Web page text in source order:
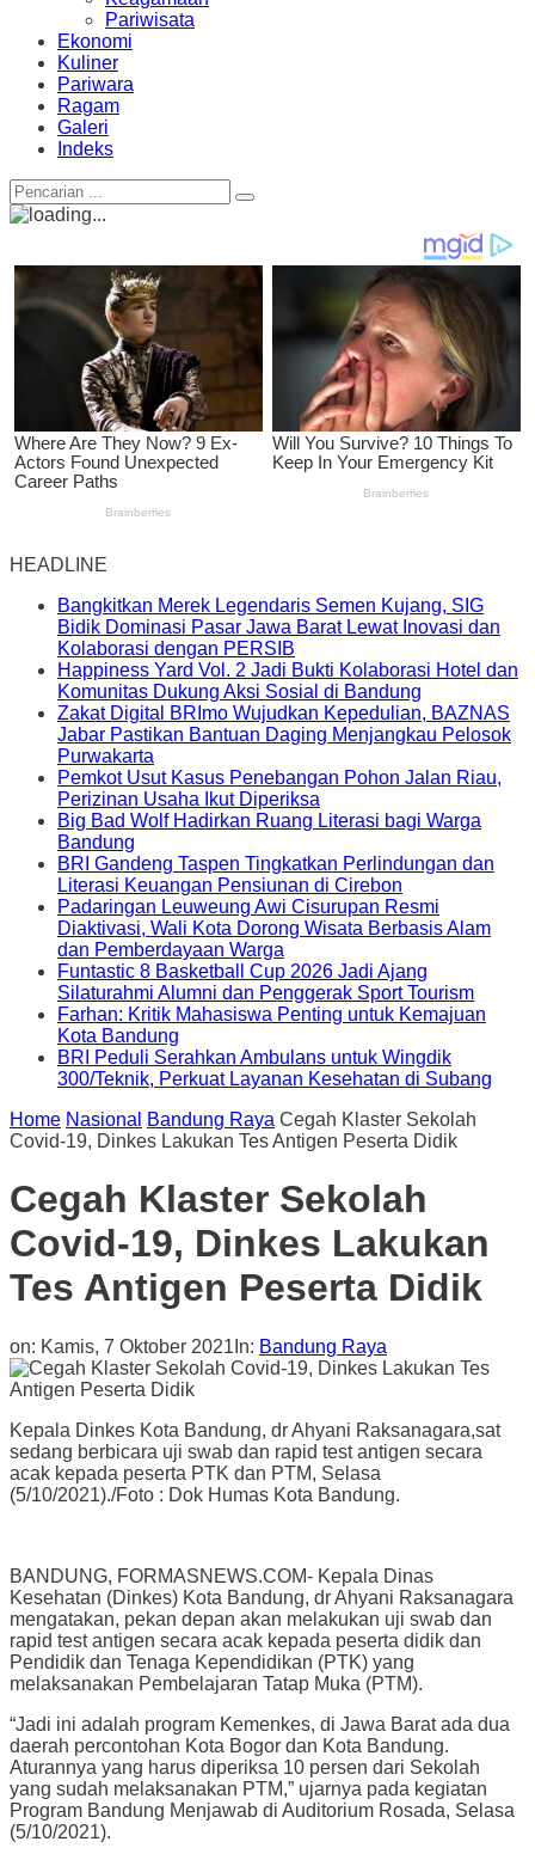
Pariwisata
Ekonomi
Kuliner
Pariwara
Ragam
Galeri
Indeks
HEADLINE
Bangkitkan Merek Legendaris Semen Kujang, SIG
Bidik Dominasi Pasar Jawa Barat Lewat Inovasi dan
Kolaborasi dengan PERSIB
Happiness Yard Vol. 2 Jadi Bukti Kolaborasi Hotel dan
Komunitas Dukung Aksi Sosial di Bandung
Zakat Digital BRImo Wujudkan Kepedulian, BAZNAS
Jabar Pastikan Bantuan Daging Menjangkau Pelosok
Purwakarta
Pemkot Usut Kasus Penebangan Pohon Jalan Riau,
Perizinan Usaha Ikut Diperiksa
Big Bad Wolf Hadirkan Ruang Literasi bagi Warga
Bandung
BRI Gandeng Taspen Tingkatkan Perlindungan dan
Literasi Keuangan Pensiunan di Cirebon
Padaringan Leuweung Awi Cisurupan Resmi
Diaktivasi, Wali Kota Dorong Wisata Berbasis Alam
dan Pemberdayaan Warga
Funtastic 8 Basketball Cup 2026 Jadi Ajang
Silaturahmi Alumni dan Penggerak Sport Tourism
Farhan: Kritik Mahasiswa Penting untuk Kemajuan
Kota Bandung
BRI Peduli Serahkan Ambulans untuk Wingdik
300/Teknik, Perkuat Layanan Kesehatan di Subang
Home Nasional Bandung Raya Cegah Klaster Sekolah
Covid-19, Dinkes Lakukan Tes Antigen Peserta Didik
Cegah Klaster Sekolah
Covid-19, Dinkes Lakukan
Tes Antigen Peserta Didik
on: Kamis, 7 Oktober 2021 In: Bandung Raya
Kepala Dinkes Kota Bandung, dr Ahyani Raksanagara,sat
sedang berbicara uji swab dan rapid test antigen secara
acak kepada peserta PTK dan PTM, Selasa
(5/10/2021)./Foto : Dok Humas Kota Bandung.
BANDUNG, FORMASNEWS.COM- Kepala Dinas
Kesehatan (Dinkes) Kota Bandung, dr Ahyani Raksanagara
mengatakan, pekan depan akan melakukan uji swab dan
rapid test antigen secara acak kepada peserta didik dan
Pendidik dan Tenaga Kependidikan (PTK) yang
melaksanakan Pembelajaran Tatap Muka (PTM).
“Jadi ini adalah program Kemenkes, di Jawa Barat ada dua
daerah percontohan Kota Bogor dan Kota Bandung.
Aturannya yang harus diperiksa 10 persen dari Sekolah
yang sudah melaksanakan PTM,” ujarnya pada kegiatan
Program Bandung Menjawab di Auditorium Rosada, Selasa
(5/10/2021).